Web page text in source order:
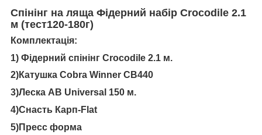
Спінінг на ляща Фідерний набір Croсоdile 2.1
м (тест120-180г)
Комплектація:
1) Фідерний спінінг Crocodile 2.1 м.
2)Катушка Cobra Winner CB440
3)Леска AB Universal 150 м.
4)Снасть Карп-Flat
5)Пресс форма